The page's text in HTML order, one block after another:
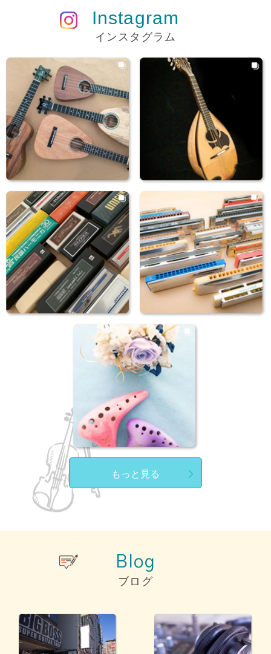
Instagram
インスタグラム
もっと見る
Blog
ブログ